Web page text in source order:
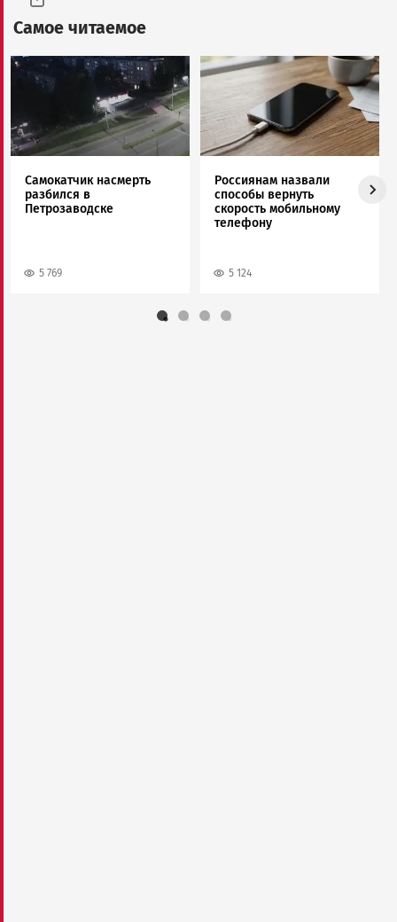
Самое читаемое
Image
Самокатчик насмерть
разбился в
Петрозаводске
5 769
Image
Россиянам назвали
способы вернуть
скорость мобильному
телефону
5 124